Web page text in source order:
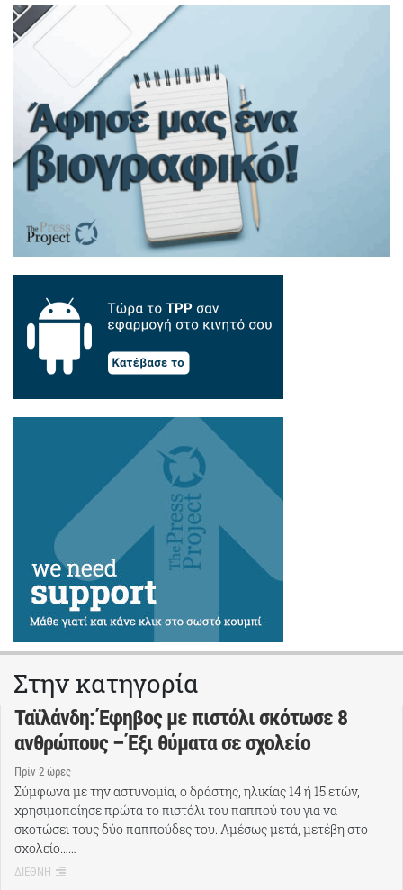
Στην κατηγορία
Ταϊλάνδη: Έφηβος με πιστόλι σκότωσε 8
ανθρώπους – Έξι θύματα σε σχολείο
Πρίν 2 ώρες
Σύμφωνα με την αστυνομία, ο δράστης, ηλικίας 14 ή 15 ετών,
χρησιμοποίησε πρώτα το πιστόλι του παππού του για να
σκοτώσει τους δύο παππούδες του. Αμέσως μετά, μετέβη στο
σχολείο……
ΔΙΕΘΝΗ